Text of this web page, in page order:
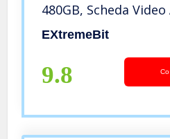
480GB, Scheda Video
580 8GB GGDR5,
EXtremeBit
9.8